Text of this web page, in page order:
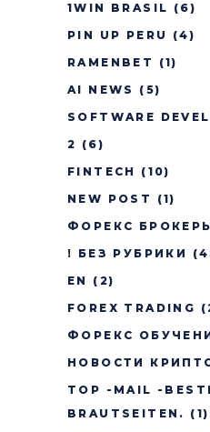
1WIN BRASIL (6)
PIN UP PERU
(4)
RAMENBET
(1)
AI NEWS
(5)
SOFTWARE
2 (6)
FINTECH
(10)
NEW POST
(1)
ФОРЕКС
! БЕЗ РУБРИКИ
EN
(2)
FOREX TRADING
ФОРЕКС
НОВОСТИ
TOP -MAIL -
BRAUTSEITEN. (1)